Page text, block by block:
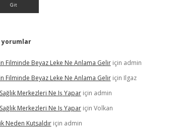
yorumlar
Filminde Beyaz Leke Ne Anlama Geliriçin admin
Filminde Beyaz Leke Ne Anlama Geliriçin Ilgaz
Merkezleri Ne Iş Yapariçin admin
Merkezleri Ne Iş Yapariçin Volkan
Neden Kutsaldıriçin admin